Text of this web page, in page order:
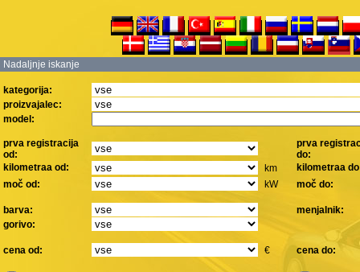
Nadaljnje iskanje
kategorija:
proizvajalec:
model:
prva registracija
od:
prva
do:
kilometraa od:
km
kilometraa
moč od:
kW moč do:
barva:
menjalnik:
gorivo:
cena od: € cena do: